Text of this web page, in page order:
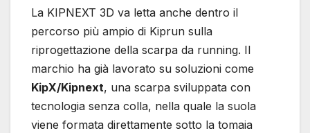
La KIPNEXT 3D va letta anche dentro il
percorso più ampio di Kiprun sulla
riprogettazione della scarpa da running. Il
marchio ha già lavorato su soluzioni come
KipX/Kipnext, una scarpa sviluppata con
tecnologia senza colla, nella quale la suola
viene formata direttamente sotto la tomaia